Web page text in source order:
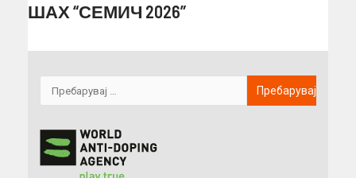
ШАХ “СЕМИЧ 2026”